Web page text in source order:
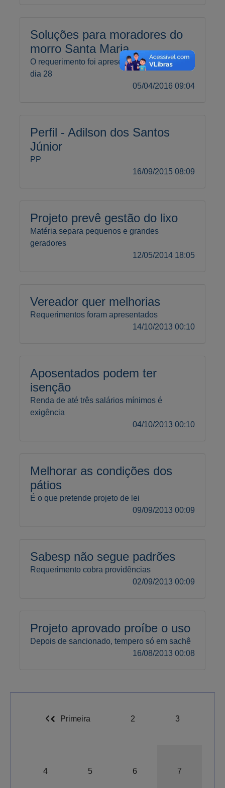
Soluções para moradores do
morro Santa Maria
O requerimento foi apresentado na sessão do
dia 28
05/04/2016 09:04
Perfil - Adilson dos Santos
Júnior
PP
16/09/2015 08:09
Projeto prevê gestão do lixo
Matéria separa pequenos e grandes
geradores
12/05/2014 18:05
Vereador quer melhorias
Requerimentos foram apresentados
14/10/2013 00:10
Aposentados podem ter
isenção
Renda de até três salários mínimos é
exigência
04/10/2013 00:10
Melhorar as condições dos
pátios
É o que pretende projeto de lei
09/09/2013 00:09
Sabesp não segue padrões
Requerimento cobra providências
02/09/2013 00:09
Projeto aprovado proíbe o uso
Depois de sancionado, tempero só em sachê
16/08/2013 00:08
Primeira 2 3
4 5 6 7